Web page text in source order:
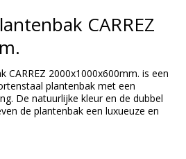
CARREZ
CARREZ 2000x1000x600mm. is een
plantenbak met een
De natuurlijke kleur en de dubbel
de plantenbak een luxueuze en